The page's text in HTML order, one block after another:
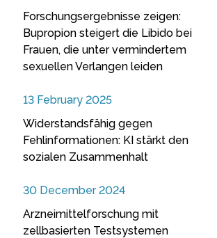
Forschungsergebnisse zeigen:
Bupropion steigert die Libido bei
Frauen, die unter vermindertem
sexuellen Verlangen leiden
13 February 2025
Widerstandsfähig gegen
Fehlinformationen: KI stärkt den
sozialen Zusammenhalt
30 December 2024
Arzneimittelforschung mit
zellbasierten Testsystemen